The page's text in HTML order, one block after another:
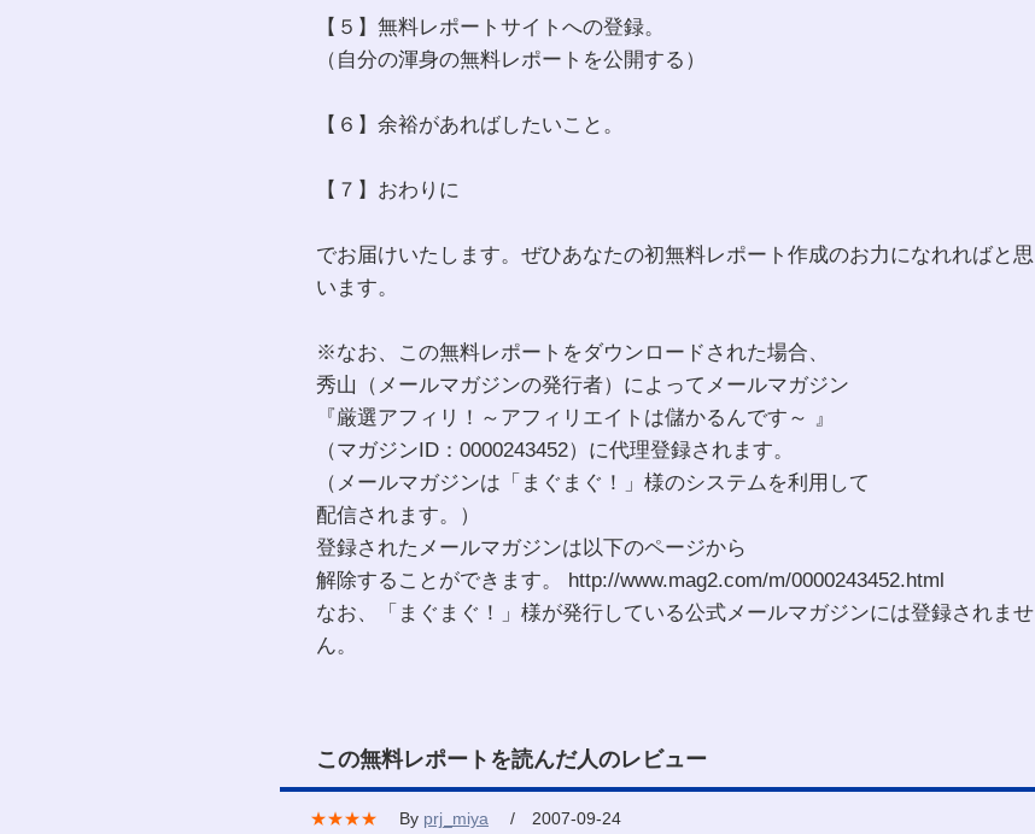
【５】無料レポートサイトへの登録。
（自分の渾身の無料レポートを公開する）
【６】余裕があればしたいこと。
【７】おわりに
でお届けいたします。ぜひあなたの初無料レポート作成のお力になれればと思
います。
※なお、この無料レポートをダウンロードされた場合、
秀山（メールマガジンの発行者）によってメールマガジン
『厳選アフィリ！～アフィリエイトは儲かるんです～ 』
（マガジンID：0000243452）に代理登録されます。
（メールマガジンは「まぐまぐ！」様のシステムを利用して
配信されます。）
登録されたメールマガジンは以下のページから
解除することができます。 http://www.mag2.com/m/0000243452.html
なお、「まぐまぐ！」様が発行している公式メールマガジンには登録されませ
ん。
この無料レポートを読んだ人のレビュー
★★★★ By prj_miya / 2007-09-24